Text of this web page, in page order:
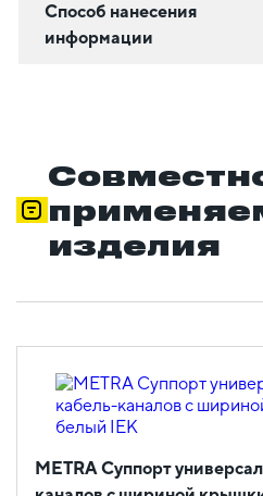
Способ нанесения
информации
изделия
METRA Суппорт